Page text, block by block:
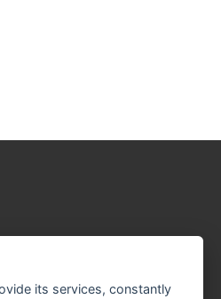
its services, constantly